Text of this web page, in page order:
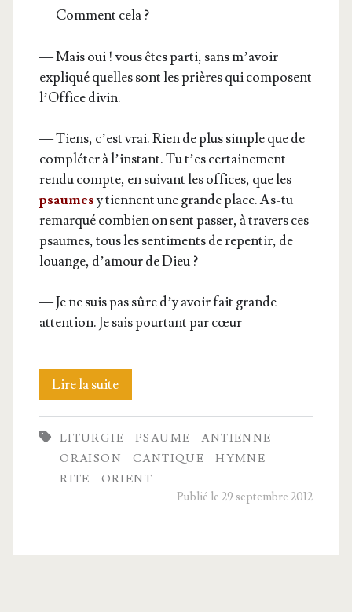
— Com­ment cela ?
— Mais oui ! vous êtes par­ti, sans m’avoir
expli­qué quelles sont les prières qui com­posent
l’Office divin.
— Tiens, c’est vrai. Rien de plus simple que de
com­plé­ter à l’instant. Tu t’es cer­tai­ne­ment
ren­du compte, en sui­vant les offices, que les
psaumesy tiennent une grande place. As-tu
remar­qué com­bien on sent pas­ser, à tra­vers ces
psaumes, tous les sen­ti­ments de repen­tir, de
louange, d’amour de Dieu ?
— Je ne suis pas sûre d’y avoir fait grande
atten­tion. Je sais pour­tant par cœur
Lire la suiteSuite
de
l’Office
divin
LITURGIE PSAUME
ANTIENNE
ORAISON
CANTIQUE
HYMNE
RITE
ORIENT
Publié le 29 septembre 2012